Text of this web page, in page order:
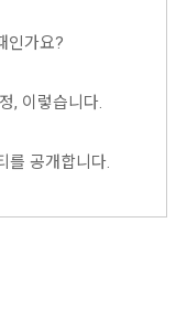
인가요?
, 이렇습니다.
공개합니다.